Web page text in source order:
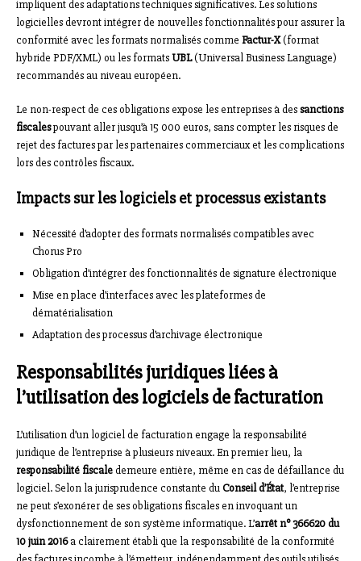
impliquent des adaptations techniques significatives. Les solutions
logicielles devront intégrer de nouvelles fonctionnalités pour assurer la
conformité avec les formats normalisés comme Factur-X(format
hybride PDF/XML) ou les formatsUBL(Universal Business Language)
recommandés au niveau européen.
Le non-respect de ces obligations expose les entreprises à dessanctions
fiscalespouvant aller jusqu’à 15 000 euros, sans compter les risques de
rejet des factures par les partenaires commerciaux et les complications
lors des contrôles fiscaux.
Impacts sur les logiciels et processus existants
Nécessité d’adopter des formats normalisés compatibles avec
Chorus Pro
Obligation d’intégrer des fonctionnalités de signature électronique
Mise en place d’interfaces avec les plateformes de
dématérialisation
Adaptation des processus d’archivage électronique
Responsabilités juridiques liées à
l’utilisation des logiciels de facturation
L’utilisation d’un logiciel de facturation engage la responsabilité
juridique de l’entreprise à plusieurs niveaux. En premier lieu, la
responsabilité fiscaledemeure entière, même en cas de défaillance du
logiciel. Selon la jurisprudence constante duConseil d’État, l’entreprise
ne peut s’exonérer de ses obligations fiscales en invoquant un
dysfonctionnement de son système informatique. L’arrêt n° 366620 du
10 juin 2016a clairement établi que la responsabilité de la conformité